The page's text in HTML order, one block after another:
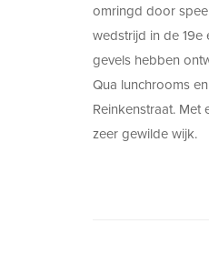
omringd door
wedstrijd in de 19e
gevels hebben
Qua lunchrooms
Reinkenstraat. Met
zeer gewilde wijk.